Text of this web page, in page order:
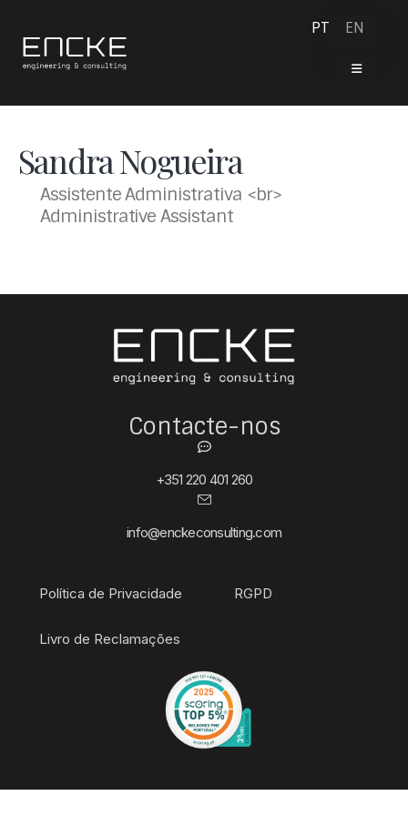
PT EN
Sandra Nogueira
Assistente Administrativa <br>
Administrative Assistant
Contacte-nos
+351 220 401 260
info@enckeconsulting.com
Política de Privacidade RGPD
Livro de Reclamações